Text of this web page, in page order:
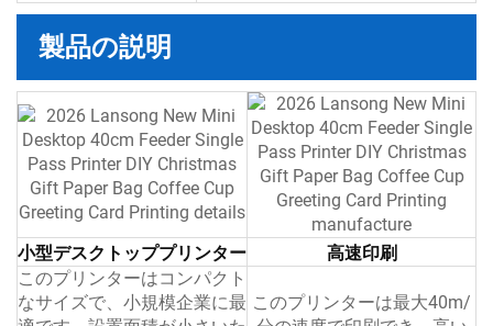
製品の説明
小型デスクトッププリンター
高速印刷
このプリンターはコンパクト
なサイズで、小規模企業に最 このプリンターは最大40m/